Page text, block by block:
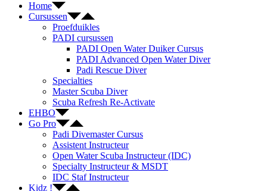
Home
Cursussen
Proefduikles
PADI cursussen
PADI Open Water Duiker Cursus
PADI Advanced Open Water Diver
Padi Rescue Diver
Specialties
Master Scuba Diver
Scuba Refresh Re-Activate
EHBO
Go Pro
Padi Divemaster Cursus
Assistent Instructeur
Open Water Scuba Instructeur (IDC)
Specialty Instructeur & MSDT
IDC Staf Instructeur
Kidz !